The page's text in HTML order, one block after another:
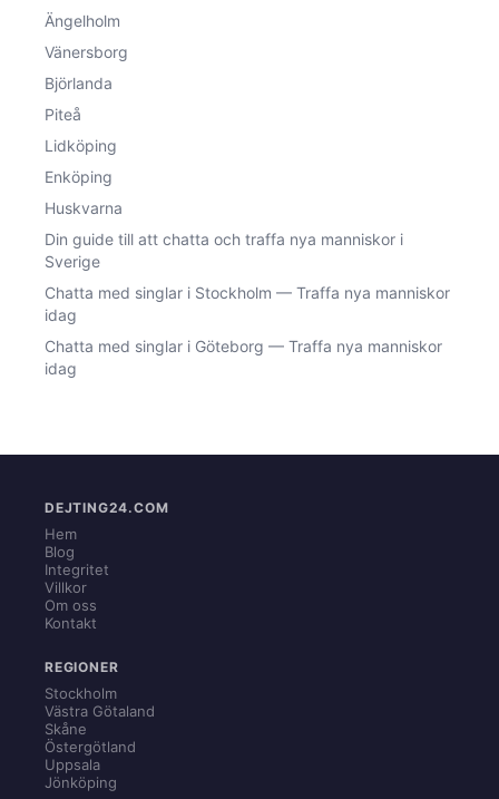
Ängelholm
Vänersborg
Björlanda
Piteå
Lidköping
Enköping
Huskvarna
Din guide till att chatta och traffa nya manniskor i
Sverige
Chatta med singlar i Stockholm — Traffa nya manniskor
idag
Chatta med singlar i Göteborg — Traffa nya manniskor
idag
DEJTING24.COM
Hem
Blog
Integritet
Villkor
Om oss
Kontakt
REGIONER
Stockholm
Västra Götaland
Skåne
Östergötland
Uppsala
Jönköping